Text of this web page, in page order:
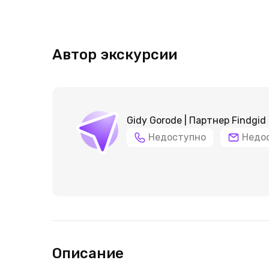
Автор экскурсии
Gidy Gorode | Партнер Findgid
Недоступно
Описание